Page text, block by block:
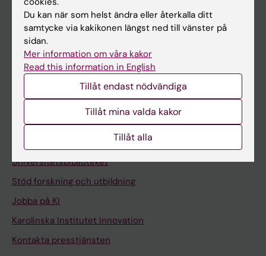
Studentmejlen
Kurs- och programwebbar
Student på KI
Medarbetarportalen
Universitetsbiblioteket
Stöd forskning och utbildning
Jobba på KI
Karolinska Institutet Innovation
Kontakta presstjänsten
Du kan när som helst ändra eller återkalla ditt
samtycke via kakikonen längst ned till vänster på
sidan.
Mer information om våra kakor
Read this information in English
Tillåt endast nödvändiga
Tillåt mina valda kakor
Tillåt alla